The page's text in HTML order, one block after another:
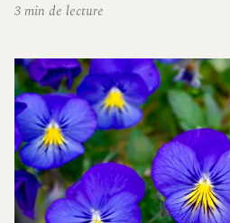
3 min de lecture